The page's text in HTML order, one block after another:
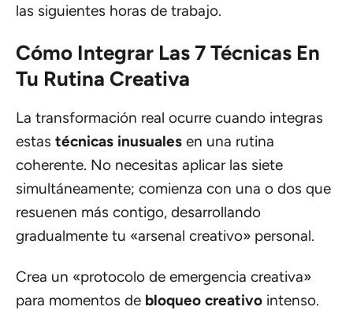
las siguientes horas de trabajo.
Cómo Integrar Las 7 Técnicas En
Tu Rutina Creativa
La transformación real ocurre cuando integras
estas técnicas inusuales en una rutina
coherente. No necesitas aplicar las siete
simultáneamente; comienza con una o dos que
resuenen más contigo, desarrollando
gradualmente tu «arsenal creativo» personal.
Crea un «protocolo de emergencia creativa»
para momentos de bloqueo creativo intenso.